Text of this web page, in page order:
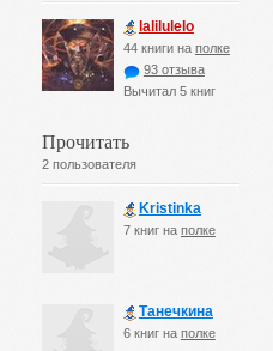
lalilulelo
44 книги на полке
93 отзыва
Вычитал 5 книг
Прочитать
2 пользователя
Kristinka
7 книг на полке
Танечкина
6 книг на полке